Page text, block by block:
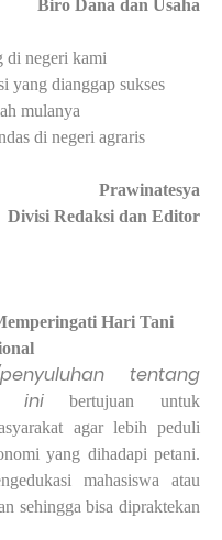
Biro Dana dan Usaha
di negeri kami
yang dianggap sukses
mulanya
di negeri agraris
Prawinatesya
Divisi Redaksi dan Editor
Hari Tani
penyuluhan tentang
inibertujuan untuk
agar lebih peduli
yang dihadapi petani.
mahasiswa atau
sehingga bisa dipraktekan